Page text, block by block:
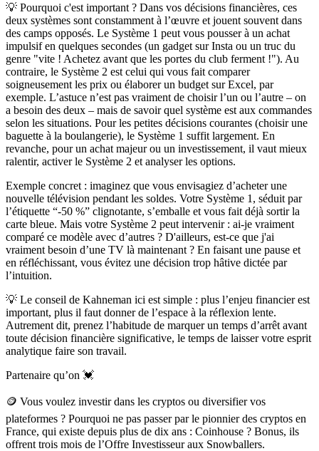
💡 Pourquoi c'est important ? Dans vos décisions financières, ces
deux systèmes sont constamment à l’œuvre et jouent souvent dans
des camps opposés. Le Système 1 peut vous pousser à un achat
impulsif en quelques secondes (un gadget sur Insta ou un truc du
genre "vite ! Achetez avant que les portes du club ferment !"). Au
contraire, le Système 2 est celui qui vous fait comparer
soigneusement les prix ou élaborer un budget sur Excel, par
exemple. L’astuce n’est pas vraiment de choisir l’un ou l’autre – on
a besoin des deux – mais de savoir quel système est aux commandes
selon les situations. Pour les petites décisions courantes (choisir une
baguette à la boulangerie), le Système 1 suffit largement. En
revanche, pour un achat majeur ou un investissement, il vaut mieux
ralentir, activer le Système 2 et analyser les options.
Exemple concret : imaginez que vous envisagiez d’acheter une
nouvelle télévision pendant les soldes. Votre Système 1, séduit par
l’étiquette “-50 %” clignotante, s’emballe et vous fait déjà sortir la
carte bleue. Mais votre Système 2 peut intervenir : ai-je vraiment
comparé ce modèle avec d’autres ? D'ailleurs, est-ce que j'ai
vraiment besoin d’une TV là maintenant ? En faisant une pause et
en réfléchissant, vous évitez une décision trop hâtive dictée par
l’intuition.
💡 Le conseil de Kahneman ici est simple : plus l’enjeu financier est
important, plus il faut donner de l’espace à la réflexion lente.
Autrement dit, prenez l’habitude de marquer un temps d’arrêt avant
toute décision financière significative, le temps de laisser votre esprit
analytique faire son travail.
Partenaire qu’on 💓
🪙 Vous voulez investir dans les cryptos ou diversifier vos
plateformes ? Pourquoi ne pas passer par le pionnier des cryptos en
France, qui existe depuis plus de dix ans : Coinhouse ? Bonus, ils
offrent trois mois de l’Offre Investisseur aux Snowballers.